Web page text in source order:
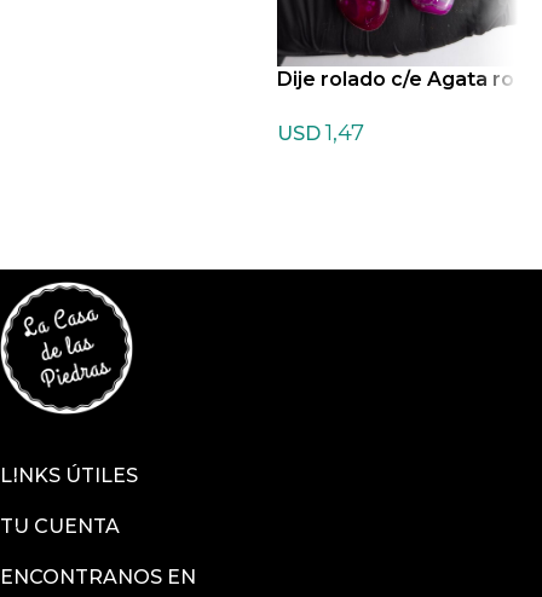
Dije rolado c/e Agata ro
USD 1,47
LINKS ÚTILES
TU CUENTA
ENCONTRANOS EN